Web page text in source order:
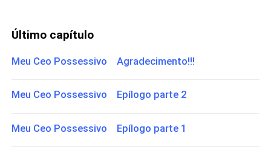
Último capítulo
Meu Ceo Possessivo Agradecimento!!!
Meu Ceo Possessivo Epílogo parte 2
Meu Ceo Possessivo Epílogo parte 1